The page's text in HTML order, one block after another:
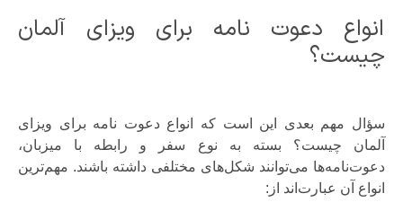
انواع دعوت نامه برای ویزای آلمان
چیست؟
سؤال مهم بعدی این است که انواع دعوت نامه برای ویزای
آلمان چیست؟ بسته به نوع سفر و رابطه با میزبان،
دعوت‌نامه‌ها می‌توانند شکل‌های مختلفی داشته باشند. مهم‌ترین
انواع آن عبارت‌اند از: